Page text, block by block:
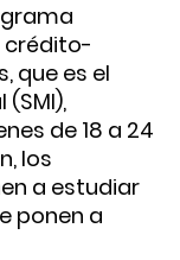
crédito-
que es el
de 18 a 24
los
a estudiar
ponen a